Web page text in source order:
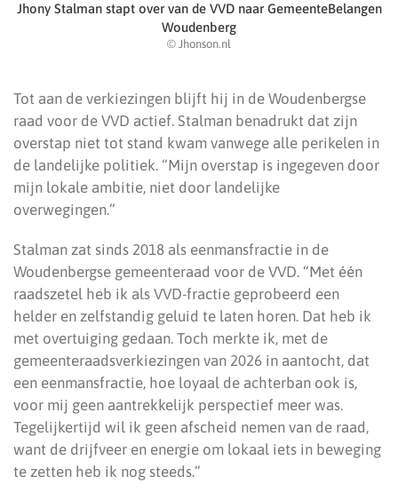
Jhony Stalman stapt over van de VVD naar GemeenteBelangen
Woudenberg
© Jhonson.nl
Tot aan de verkiezingen blijft hij in de Woudenbergse
raad voor de VVD actief. Stalman benadrukt dat zijn
overstap niet tot stand kwam vanwege alle perikelen in
de landelijke politiek. “Mijn overstap is ingegeven door
mijn lokale ambitie, niet door landelijke
overwegingen.”
Stalman zat sinds 2018 als eenmansfractie in de
Woudenbergse gemeenteraad voor de VVD. “Met één
raadszetel heb ik als VVD-fractie geprobeerd een
helder en zelfstandig geluid te laten horen. Dat heb ik
met overtuiging gedaan. Toch merkte ik, met de
gemeenteraadsverkiezingen van 2026 in aantocht, dat
een eenmansfractie, hoe loyaal de achterban ook is,
voor mij geen aantrekkelijk perspectief meer was.
Tegelijkertijd wil ik geen afscheid nemen van de raad,
want de drijfveer en energie om lokaal iets in beweging
te zetten heb ik nog steeds.”